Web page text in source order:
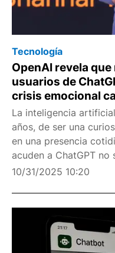
Tecnología
OpenAI revela
usuarios de
crisis emocional
La inteligencia
años, de ser una
en una presencia
acuden a ChatGPT
redactar textos, sino
10/31/2025 10:20